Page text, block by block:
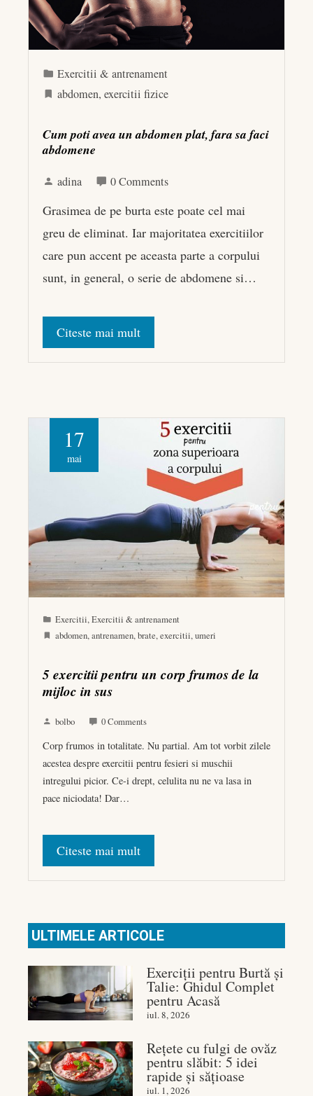
Exercitii & antrenament
abdomen, exercitii fizice
Cum poti avea un abdomen plat, fara sa faci
abdomene
adina 0 Comments
Grasimea de pe burta este poate cel mai
greu de eliminat. Iar majoritatea exercitiilor
care pun accent pe aceasta parte a corpului
sunt, in general, o serie de abdomene si…
Citeste mai mult
17
mai
Exercitii,Exercitii & antrenament
abdomen,antrenamen,brate,exercitii,umeri
5 exercitii pentru un corp frumos de la
mijloc in sus
bolbo 0 Comments
Corp frumos in totalitate. Nu partial. Am tot vorbit zilele
acestea despre exercitii pentru fesieri si muschii
intregului picior. Ce-i drept, celulita nu ne va lasa in
pace niciodata! Dar…
Citeste mai mult
ULTIMELE ARTICOLE
Exerciții pentru Burtă și
Talie: Ghidul Complet
pentru Acasă
iul. 8, 2026
Rețete cu fulgi de ovăz
pentru slăbit: 5 idei
rapide și sățioase
iul. 1, 2026